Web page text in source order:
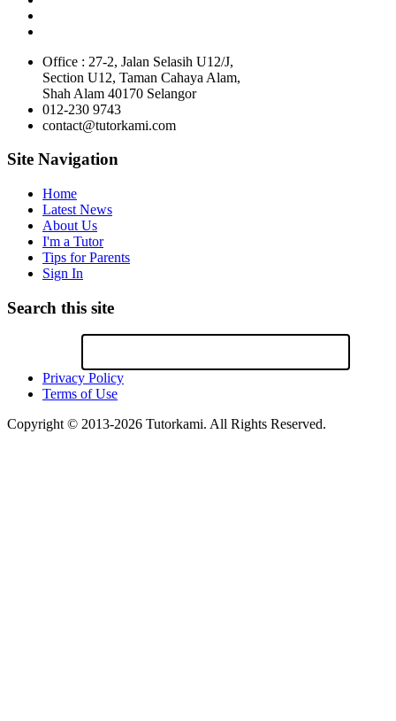
Office : 27-2, Jalan Selasih U12/J,
Section U12, Taman Cahaya Alam,
Shah Alam 40170 Selangor
012-230 9743
contact@tutorkami.com
Site Navigation
Home
Latest News
About Us
I'm a Tutor
Tips for Parents
Sign In
Search this site
Privacy Policy
Terms of Use
Copyright © 2013-2026 Tutorkami. All Rights Reserved.